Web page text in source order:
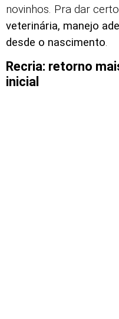
novinhos. Pra dar
veterinária, manejo
desde o nascimento.
Recria: retorno
inicial